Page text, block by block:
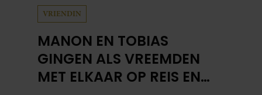
VRIENDIN
MANON EN TOBIAS
GINGEN ALS VREEMDEN
MET ELKAAR OP REIS EN